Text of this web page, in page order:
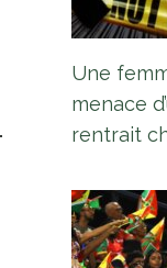
Une
menace
rentrait